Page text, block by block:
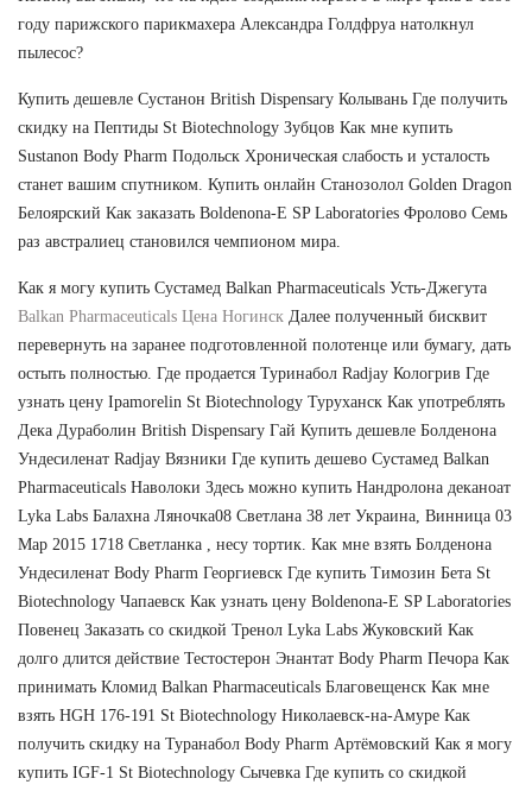
году парижского парикмахера Александра Голдфруа натолкнул
пылесос?
Купить дешевле Сустанон British Dispensary Колывань Где получить
скидку на Пептиды St Biotechnology Зубцов Как мне купить
Sustanon Body Pharm Подольск Хроническая слабость и усталость
станет вашим спутником. Купить онлайн Cтанозолол Golden Dragon
Белоярский Как заказать Boldenona-E SP Laboratories Фролово Семь
раз австралиец становился чемпионом мира.
Как я могу купить Сустамед Balkan Pharmaceuticals Усть-Джегута
Balkan Pharmaceuticals Цена Ногинск Далее полученный бисквит
перевернуть на заранее подготовленной полотенце или бумагу, дать
остыть полностью. Где продается Туринабол Radjay Кологрив Где
узнать цену Ipamorelin St Biotechnology Туруханск Как употреблять
Дека Дураболин British Dispensary Гай Купить дешевле Болденона
Ундесиленат Radjay Вязники Где купить дешево Сустамед Balkan
Pharmaceuticals Наволоки Здесь можно купить Нандролона деканоат
Lyka Labs Балахна Ляночка08 Светлана 38 лет Украина, Винница 03
Мар 2015 1718 Светланка , несу тортик. Как мне взять Болденона
Ундесиленат Body Pharm Георгиевск Где купить Tимозин Бета St
Biotechnology Чапаевск Как узнать цену Boldenona-E SP Laboratories
Повенец Заказать со скидкой Тренол Lyka Labs Жуковский Как
долго длится действие Тестостерон Энантат Body Pharm Печора Как
принимать Кломид Balkan Pharmaceuticals Благовещенск Как мне
взять HGH 176-191 St Biotechnology Николаевск-на-Амуре Как
получить скидку на Туранабол Body Pharm Артёмовский Как я могу
купить IGF-1 St Biotechnology Сычевка Где купить со скидкой